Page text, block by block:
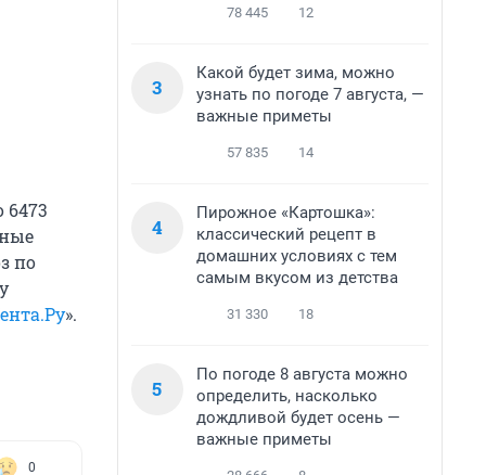
6473
по
».
0
78 445 12
3
Какой будет зима, можно
узнать по погоде 7 августа, —
важные приметы
57 835 14
4
Пирожное «Картошка»:
классический рецепт в
домашних условиях с тем
самым вкусом из детства
31 330 18
5
По погоде 8 августа можно
определить, насколько
дождливой будет осень —
важные приметы